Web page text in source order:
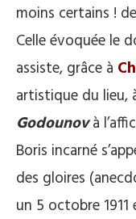
moins certains !
Celle évoquée le
assiste, grâce à
artistique du lieu,
Godounovà
Boris incarné
des gloires
un 5 octobre